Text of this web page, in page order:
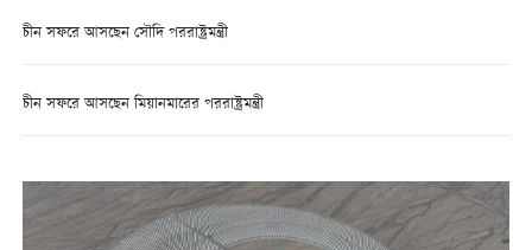
চীন সফরে আসছেন সৌদি পররাষ্ট্রমন্ত্রী
চীন সফরে আসছেন মিয়ানমারের পররাষ্ট্রমন্ত্রী